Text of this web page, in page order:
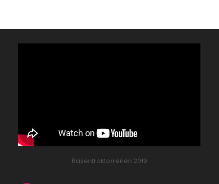
Rasentraktorrenen 2019